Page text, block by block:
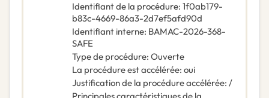
Identifiant de la procédure: 1f0ab179-
b83c-4669-86a3-2d7ef5afd90d
Identifiant interne: BAMAC-2026-368-
SAFE
Type de procédure: Ouverte
La procédure est accélérée: oui
Justification de la procédure accélérée: /